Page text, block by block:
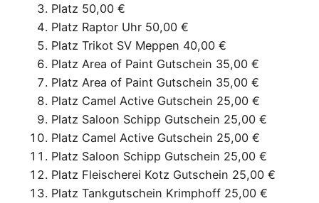
Platz 50,00 €
Platz Raptor Uhr 50,00 €
Platz Trikot SV Meppen 40,00 €
Platz Area of Paint Gutschein 35,00 €
Platz Area of Paint Gutschein 35,00 €
Platz Camel Active Gutschein 25,00 €
Platz Saloon Schipp Gutschein 25,00 €
Platz Camel Active Gutschein 25,00 €
Platz Saloon Schipp Gutschein 25,00 €
Platz Fleischerei Kotz Gutschein 25,00 €
Platz Tankgutschein Krimphoff 25,00 €